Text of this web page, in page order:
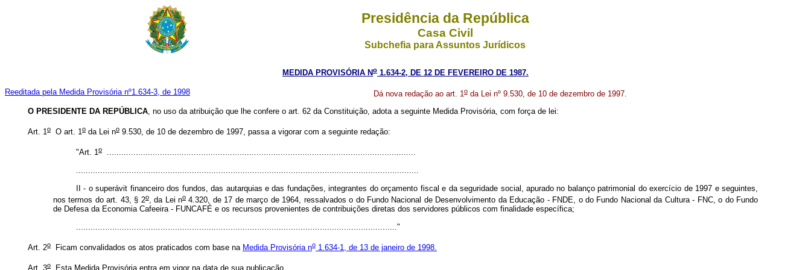
Presidência da República
Casa Civil
Subchefia para Assuntos Jurídicos
MEDIDA PROVISÓRIA No 1.634-2, DE 12 DE FEVEREIRO DE 1987.
Reeditada pela Medida Provisória nº1.634-3, de 1998 Dá nova redação ao art. 1 o da Lei nº 9.530, de 10 de dezembro de 1997.
O PRESIDENTE DA REPÚBLICA, no uso da atribuição que lhe confere o art. 62 da Constituição, adota a seguinte Medida Provisória, com força de lei:
Art. 1 o O art. 1 o da Lei no 9.530, de 10 de dezembro de 1997, passa a vigorar com a seguinte redação:
"Art. 1o
................................................................................................................................
..............................................................................................................................................
II - o superávit financeiro dos fundos, das autarquias e das fundações, integrantes do orçamento fiscal e da seguridade social, apurado no balanço patrimonial do exercício de 1997 e seguintes,
nos termos do art. 43, § 2o, da Lei no 4.320, de 17 de março de 1964, ressalvados o do Fundo Nacional de Desenvolvimento da Educação - FNDE, o do Fundo Nacional da Cultura - FNC, o do Fundo
de Defesa da Economia Cafeeira - FUNCAFÉ e os recursos provenientes de contribuições diretas dos servidores públicos com finalidade específica;
....................................................................................................................................."
Art. 2o Ficam convalidados os atos praticados com base na Medida Provisória no 1.634-1, de 13 de janeiro de 1998.
Art. 3o Esta Medida Provisória entra em vigor na data de sua publicação.